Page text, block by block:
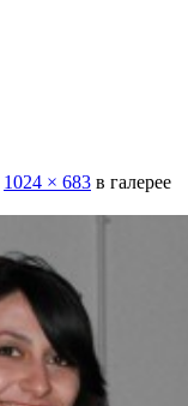
1024 × 683 в галерее